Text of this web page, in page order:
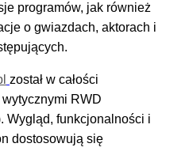
programów, jak również
o gwiazdach, aktorach i
został w całości
RWD
Wygląd, funkcjonalności i
dostosowują się